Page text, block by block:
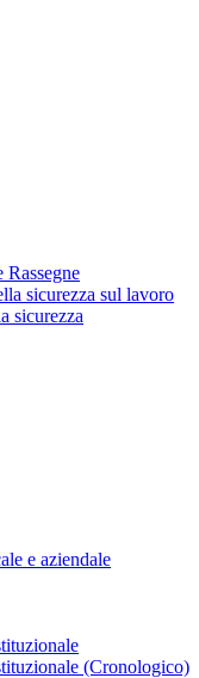
sicurezza sul lavoro
sicurezza
e aziendale
(Cronologico)